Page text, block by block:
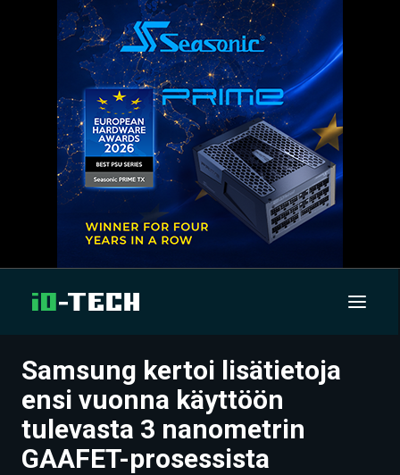
UUTISET
ARTIKKELIT
VIDEOT
Samsung kertoi lisätietoja
ensi vuonna käyttöön
tulevasta 3 nanometrin
GAAFET-prosessista